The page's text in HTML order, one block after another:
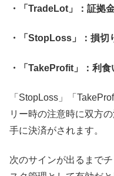
・「TradeLot」：証拠
・「StopLoss」：損切
・「TakeProfit」：利食
「StopLoss」「
リー時の注意時に双方
手に決済がされます。
次のサインが出るまで